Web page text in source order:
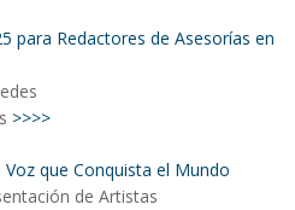
para Redactores de Asesorías en
>>>>
Voz que Conquista el Mundo
de Artistas